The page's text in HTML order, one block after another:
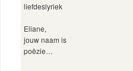
liefdeslyriek
Eliane,
jouw naam is
poëzie…